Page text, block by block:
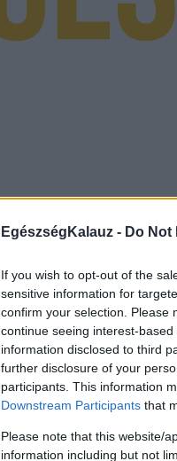
EgészségKalauz - Do
If you wish to opt-out of the
sensitive information for
confirm your selection. Please
continue seeing interest-
information disclosed to third
further disclosure of your
participants. This information
Downstream Participants that
Please note that this website/
information including but not